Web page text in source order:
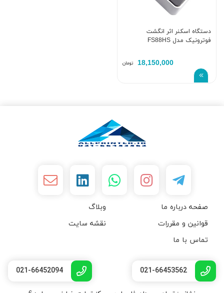
دستگاه اسکنر اثر انگشت
فوترونیک مدل FS88HS
18,150,000 تومان
صفحه درباره ما
وبلاگ
قوانین و مقررات
نقشه سایت
تماس با ما
021-66453562
021-66452094